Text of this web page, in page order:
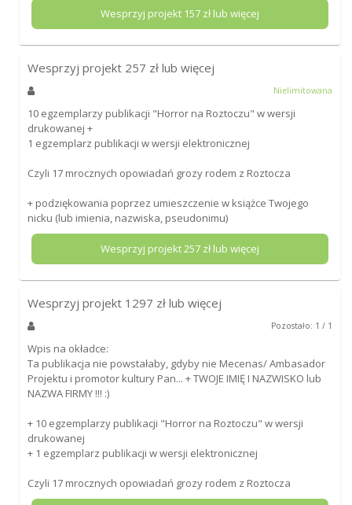
Wesprzyj projekt 157zł lub więcej
Wesprzyj projekt 257 zł lub więcej
Nielimitowana
10 egzemplarzy publikacji "Horror na Roztoczu" w wersji
drukowanej +
1 egzemplarz publikacji w wersji elektronicznej
Czyli 17 mrocznych opowiadań grozy rodem z Roztocza
+ podziękowania poprzez umieszczenie w książce Twojego
nicku (lub imienia, nazwiska, pseudonimu)
Wesprzyj projekt257zł lub więcej
Wesprzyj projekt 1297 zł lub więcej
Pozostało: 1 / 1
Wpis na okładce:
Ta publikacja nie powstałaby, gdyby nie Mecenas/ Ambasador
Projektu i promotor kultury Pan... + TWOJE IMIĘ I NAZWISKO lub
NAZWA FIRMY !!! :)
+ 10 egzemplarzy publikacji "Horror na Roztoczu" w wersji
drukowanej
+ 1 egzemplarz publikacji w wersji elektronicznej
Czyli 17 mrocznych opowiadań grozy rodem z Roztocza